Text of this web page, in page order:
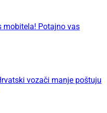
mobitela! Potajno vas
vozači manje poštuju